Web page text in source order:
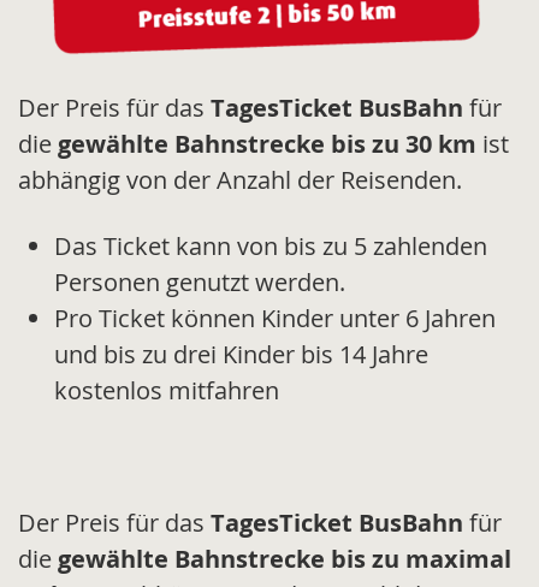
Der Preis für das TagesTicket BusBahn für
die gewählte Bahnstrecke bis zu 30 km ist
abhängig von der Anzahl der Reisenden.
Das Ticket kann von bis zu 5 zahlenden
Personen genutzt werden.
Pro Ticket können Kinder unter 6 Jahren
und bis zu drei Kinder bis 14 Jahre
kostenlos mitfahren
Der Preis für das TagesTicket BusBahn für
die gewählte Bahnstrecke bis zu maximal